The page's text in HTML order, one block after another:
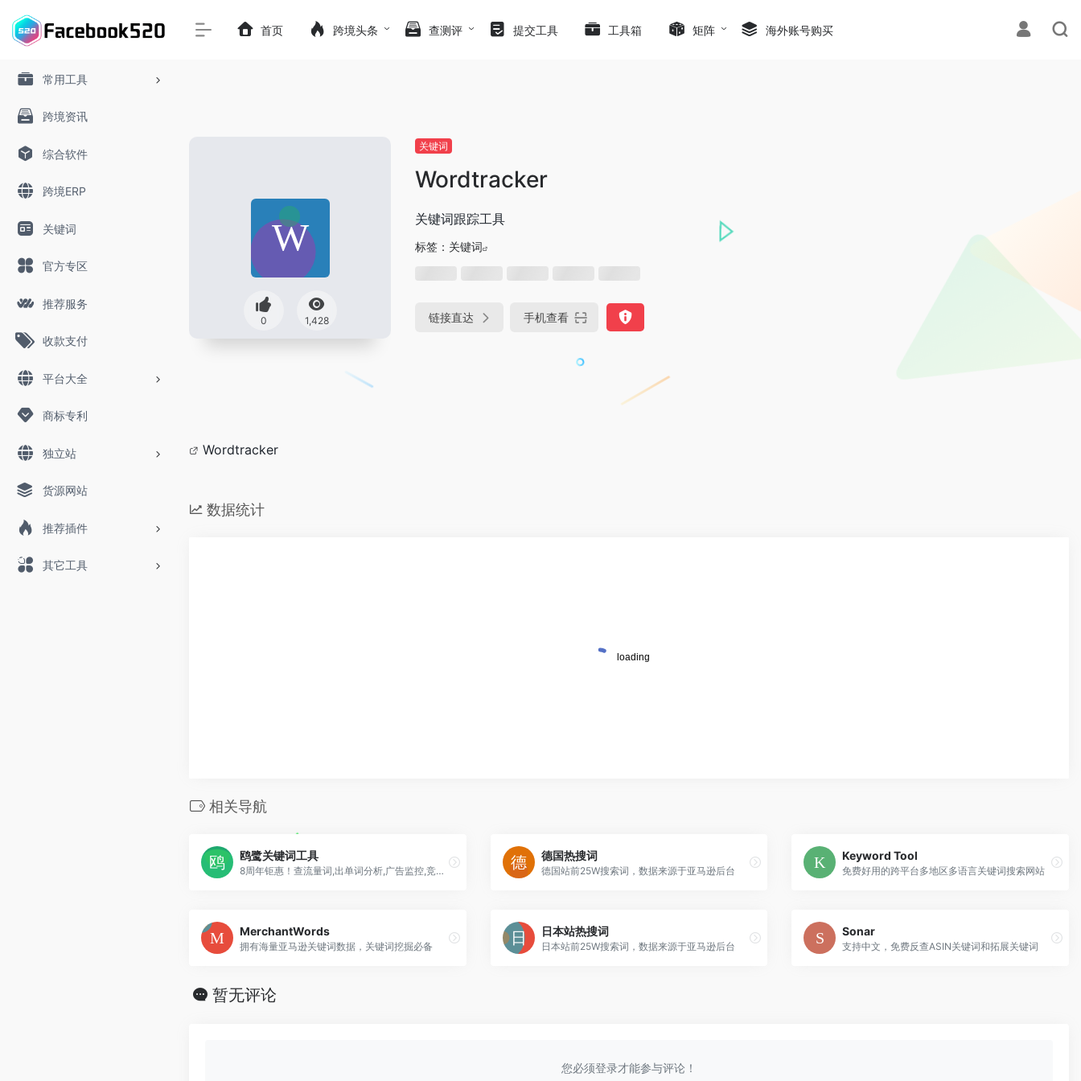
常用工具
跨境资讯
综合软件
跨境ERP
关键词
官方专区
推荐服务
收款支付
平台大全
商标专利
独立站
货源网站
推荐插件
其它工具
首页 跨境头条 查测评 提交工具 工具箱 矩阵 海外账号购买
0 1,428
关键词
Wordtracker
关键词跟踪工具
标签： 关键词
链接直达 手机查看
Wordtracker
数据统计
相关导航
鸥鹭关键词工具
8周年钜惠！查流量词,出单词分析,广告监控,竞品流量对比
德国热搜词
德国站前25W搜索词，数据来源于亚马逊后台
Keyword Tool
免费好用的跨平台多地区多语言关键词搜索网站
MerchantWords
拥有海量亚马逊关键词数据，关键词挖掘必备
日本站热搜词
日本站前25W搜索词，数据来源于亚马逊后台
Sonar
支持中文，免费反查ASIN关键词和拓展关键词
暂无评论
您必须登录才能参与评论！